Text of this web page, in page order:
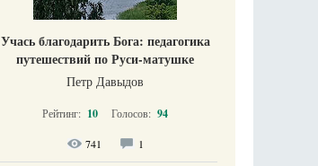
Учась благодарить Бога: педагогика
путешествий по Руси-матушке
Петр Давыдов
Рейтинг: 10 Голосов: 94
741 1